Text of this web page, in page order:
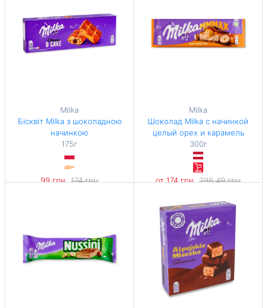
Milka
Бісквіт Milka з шоколадною
начинкою
175г
99 грн 174 грн
Milka
Шоколад Milka с начинкой
целый орех и карамель
300г
от 174 грн 296,49 грн
580 грн / 1 кг